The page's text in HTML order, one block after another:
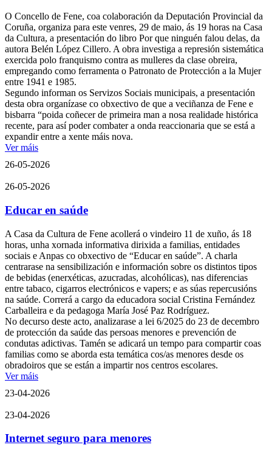
O Concello de Fene, coa colaboración da Deputación Provincial da
Coruña, organiza para este venres, 29 de maio, ás 19 horas na Casa
da Cultura, a presentación do libro Por que ninguén falou delas, da
autora Belén López Cillero. A obra investiga a represión sistemática
exercida polo franquismo contra as mulleres da clase obreira,
empregando como ferramenta o Patronato de Protección a la Mujer
entre 1941 e 1985.
Segundo informan os Servizos Sociais municipais, a presentación
desta obra organízase co obxectivo de que a veciñanza de Fene e
bisbarra “poida coñecer de primeira man a nosa realidade histórica
recente, para así poder combater a onda reaccionaria que se está a
expandir entre a xente máis nova.
Ver máis
26-05-2026
26-05-2026
Educar en saúde
A Casa da Cultura de Fene acollerá o vindeiro 11 de xuño, ás 18
horas, unha xornada informativa dirixida a familias, entidades
sociais e Anpas co obxectivo de “Educar en saúde”. A charla
centrarase na sensibilización e información sobre os distintos tipos
de bebidas (enerxéticas, azucradas, alcohólicas), nas diferencias
entre tabaco, cigarros electrónicos e vapers; e as súas repercusións
na saúde. Correrá a cargo da educadora social Cristina Fernández
Carballeira e da pedagoga María José Paz Rodríguez.
No decurso deste acto, analizarase a lei 6/2025 do 23 de decembro
de protección da saúde das persoas menores e prevención de
condutas adictivas. Tamén se adicará un tempo para compartir coas
familias como se aborda esta temática cos/as menores desde os
obradoiros que se están a impartir nos centros escolares.
Ver máis
23-04-2026
23-04-2026
Internet seguro para menores